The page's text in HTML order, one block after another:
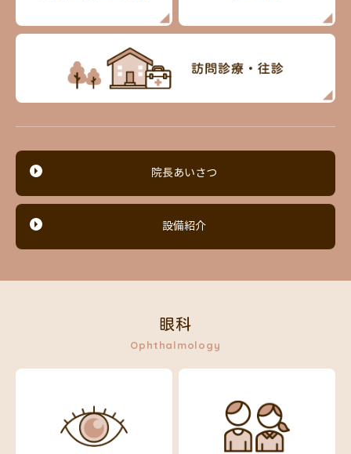
院長あいさつ
設備紹介
眼科
Ophthalmology